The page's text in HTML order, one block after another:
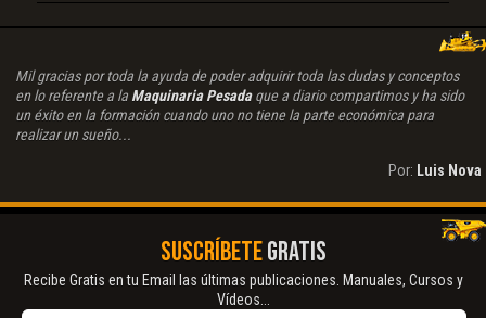
Mil gracias por toda la ayuda de poder adquirir toda las dudas y conceptos
en lo referente a la Maquinaria Pesadaque a diario compartimos y ha sido
un éxito en la formación cuando uno no tiene la parte económica para
realizar un sueño...
Por: Luis Nova
SUSCRÍBETEGRATIS
Recibe Gratis en tu Email las últimas publicaciones. Manuales, Cursos y
Vídeos...